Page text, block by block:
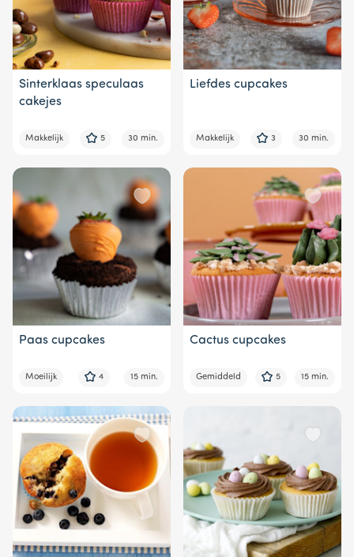
Sinterklaas speculaas
cakejes
Makkelijk 5 30 min.
Liefdes cupcakes
Makkelijk 3 30 min.
Paas cupcakes
Moeilijk 4 15 min.
Cactus cupcakes
Gemiddeld 5 15 min.